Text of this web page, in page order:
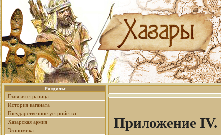
Разделы
Главная страница
История каганата
Государственное устройство
Хазарская армия
Экономика
Приложение IV.